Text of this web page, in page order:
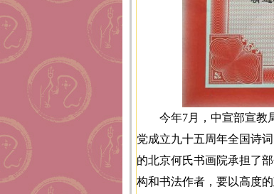
今年7月，中宣部宣教
党成立九十五周年全国诗
的北京何氏书画院承担了
构和书法作者，要以高度